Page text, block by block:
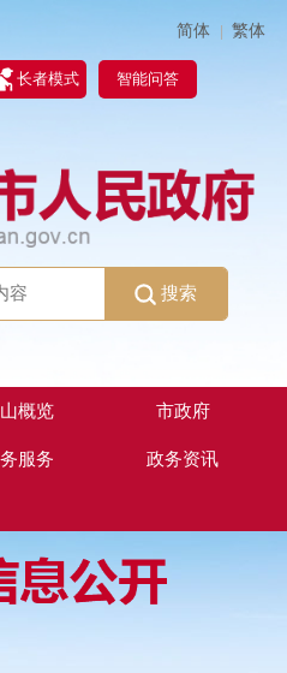
简体 | 繁体
长者模式 智能问答
搜索
概览 市政府
服务 政务资讯